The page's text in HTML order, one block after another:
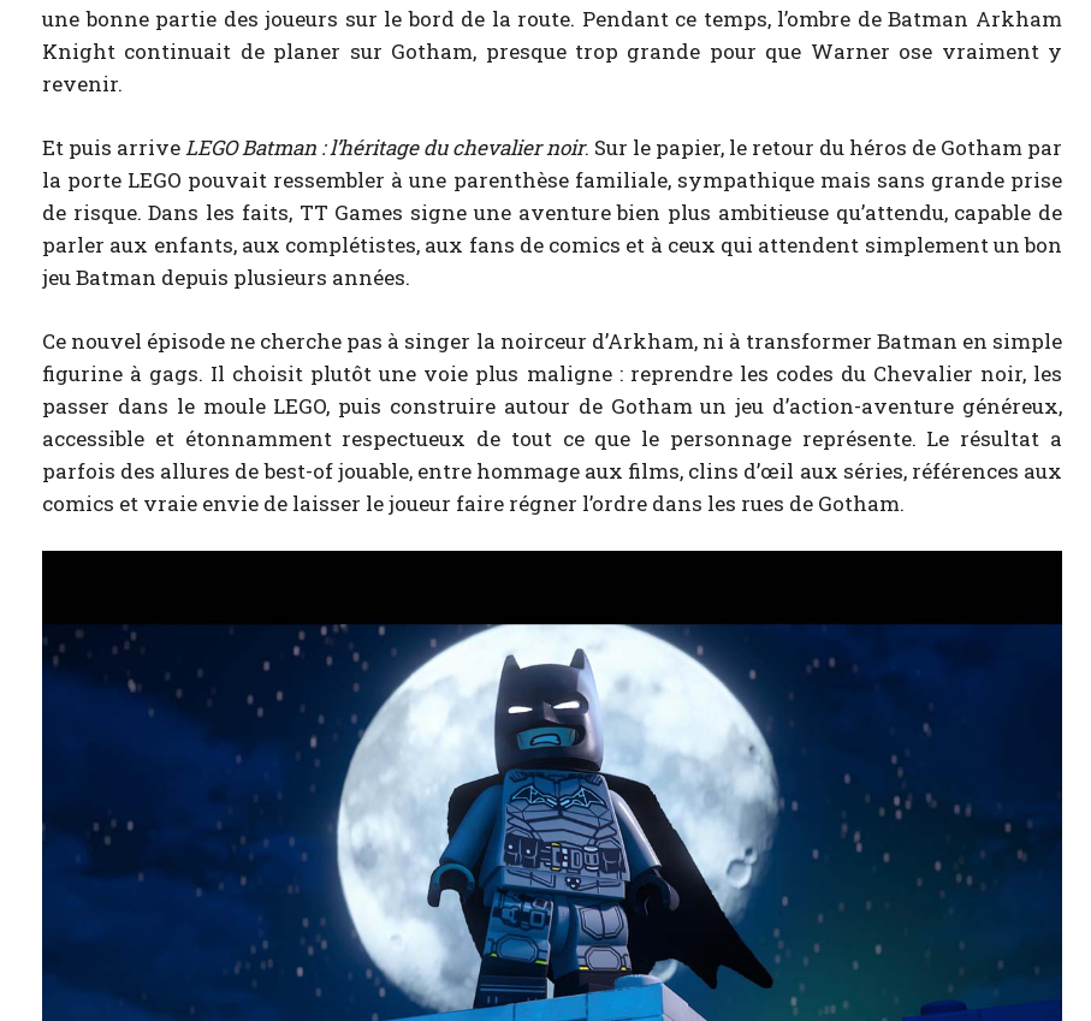
une bonne partie des joueurs sur le bord de la route. Pendant ce temps, l’ombre de Batman Arkham
Knight continuait de planer sur Gotham, presque trop grande pour que Warner ose vraiment y
revenir.
Et puis arriveLEGO Batman : l’héritage du chevalier noir. Sur le papier, le retour du héros de Gotham par
la porte LEGO pouvait ressembler à une parenthèse familiale, sympathique mais sans grande prise
de risque. Dans les faits, TT Games signe une aventure bien plus ambitieuse qu’attendu, capable de
parler aux enfants, aux complétistes, aux fans de comics et à ceux qui attendent simplement un bon
jeu Batman depuis plusieurs années.
Ce nouvel épisode ne cherche pas à singer la noirceur d’Arkham, ni à transformer Batman en simple
figurine à gags. Il choisit plutôt une voie plus maligne : reprendre les codes du Chevalier noir, les
passer dans le moule LEGO, puis construire autour de Gotham un jeu d’action-aventure généreux,
accessible et étonnamment respectueux de tout ce que le personnage représente. Le résultat a
parfois des allures de best-of jouable, entre hommage aux films, clins d’œil aux séries, références aux
comics et vraie envie de laisser le joueur faire régner l’ordre dans les rues de Gotham.